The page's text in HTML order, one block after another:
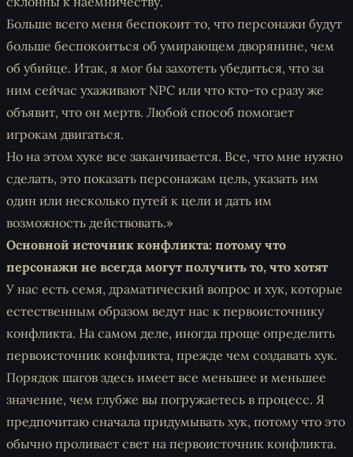
Больше всего меня беспокоит то, что персонажи будут
больше беспокоиться об умирающем дворянине, чем
об убийце. Итак, я мог бы захотеть убедиться, что за
ним сейчас ухаживают NPC или что кто-то сразу же
объявит, что он мертв. Любой способ помогает
игрокам двигаться.
Но на этом хуке все заканчивается. Все, что мне нужно
сделать, это показать персонажам цель, указать им
один или несколько путей к цели и дать им
возможность действовать.»
Основной источник конфликта: потому что
персонажи не всегда могут получить то, что хотят
У нас есть семя, драматический вопрос и хук, которые
естественным образом ведут нас к первоисточнику
конфликта. На самом деле, иногда проще определить
первоисточник конфликта, прежде чем создавать хук.
Порядок шагов здесь имеет все меньшее и меньшее
значение, чем глубже вы погружаетесь в процесс. Я
предпочитаю сначала придумывать хук, потому что это
обычно проливает свет на первоисточник конфликта.